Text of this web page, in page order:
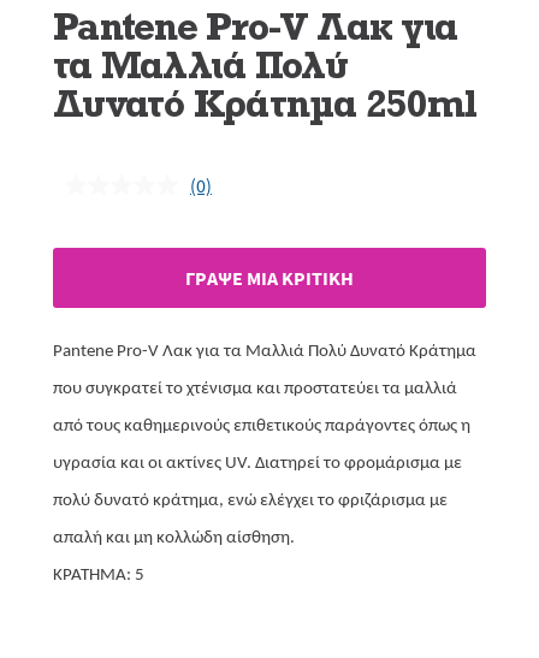
Pantene Pro-V Λακ για
τα Μαλλιά Πολύ
Δυνατό Κράτημα 250ml
Δεν
αξιολόγησης.
Σύνδεσμος
ίδιας
σελίδας.
(0)
ΓΡAΨΕ ΜIΑ ΚΡΙΤΙΚH
Pantene Pro-V Λακ για τα Μαλλιά Πολύ Δυνατό Κράτημα
που συγκρατεί το χτένισμα και προστατεύει τα μαλλιά
από τους καθημερινούς επιθετικούς παράγοντες όπως η
υγρασία και οι ακτίνες UV. Διατηρεί το φρομάρισμα με
πολύ δυνατό κράτημα, ενώ ελέγχει το φριζάρισμα με
απαλή και μη κολλώδη αίσθηση.
ΚΡΑΤΗΜΑ: 5